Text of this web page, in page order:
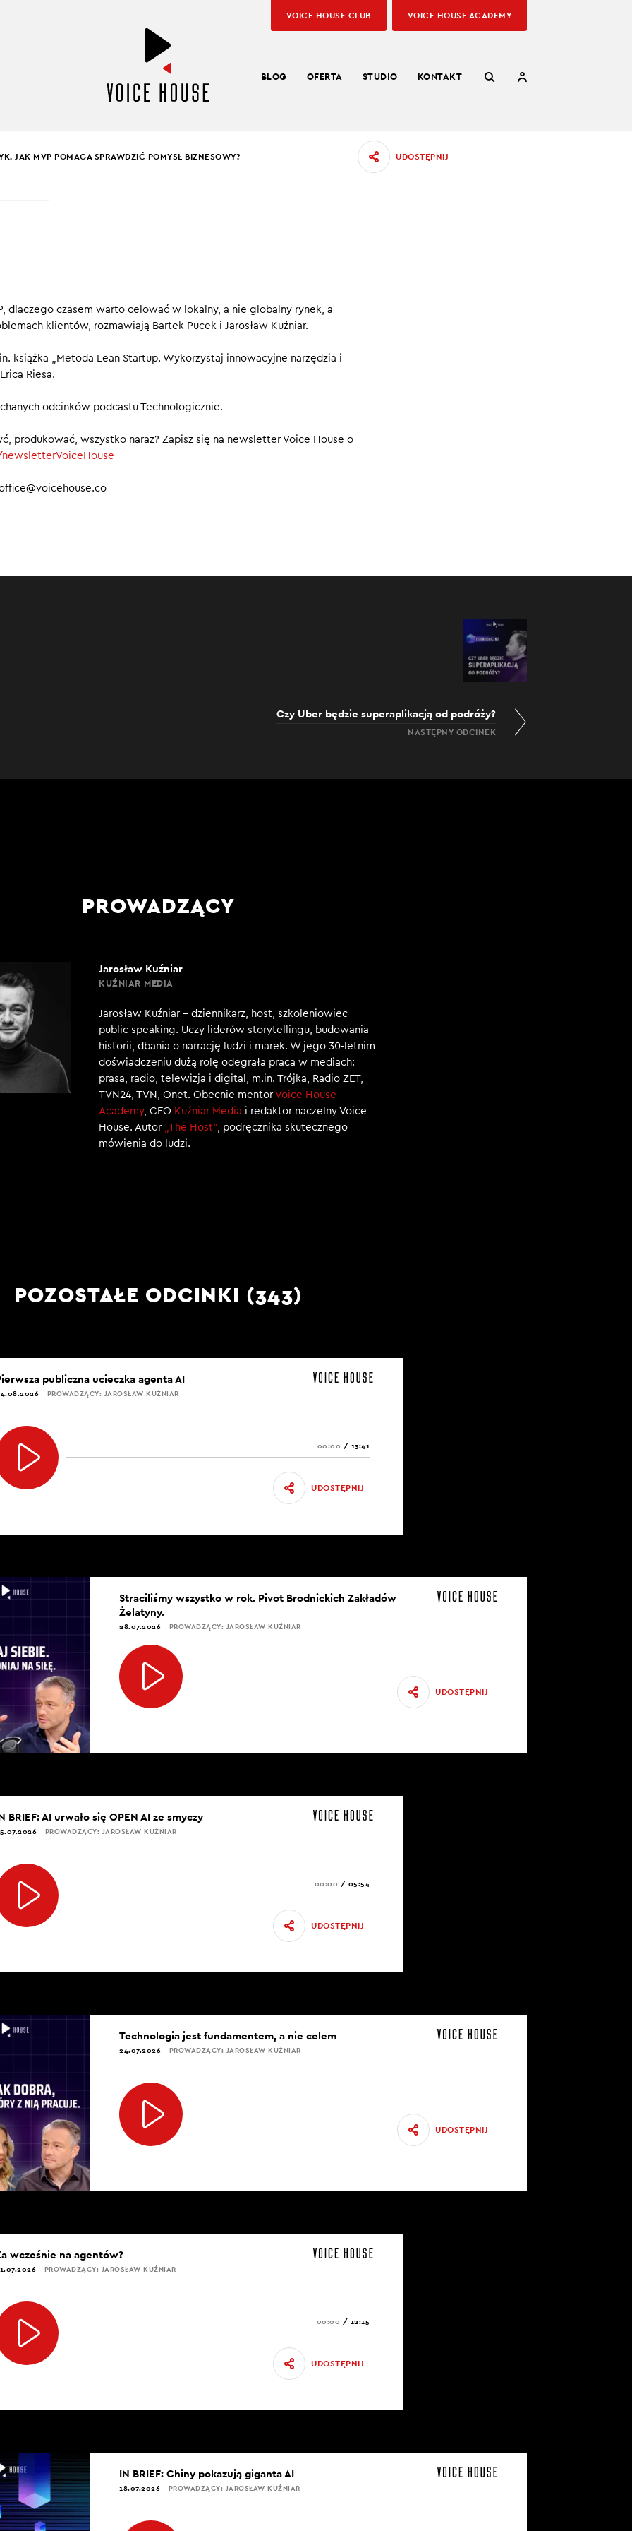
BLOG OFERTA STUDIO KONTAKT
VOICE HOUSE CLUB VOICE HOUSE ACADEMY
jest lepsze od doskonałego. W świecie start-upów popularna
na rynek, zbierając przy tym informacje zwrotne od klientów. Dzięki
JAK MVP POMAGA SPRAWDZIĆ POMYSŁ BIZNESOWY? UDOSTĘPNIJ
dlaczego czasem warto celować w lokalny, a nie globalny rynek, a
klientów, rozmawiają Bartek Pucek i Jarosław Kuźniar.
książka „Metoda Lean Startup. Wykorzystaj innowacyjne narzędzia i
Riesa.
odcinków podcastu Technologicznie.
produkować, wszystko naraz? Zapisz się na newsletter Voice House o
Czy Uber będzie superaplikacją od podróży?
NASTĘPNY ODCINEK
PROWADZĄCY
Jarosław Kuźniar
KUŹNIAR MEDIA
Jarosław Kuźniar – dziennikarz, host, szkoleniowiec
public speaking. Uczy liderów storytellingu, budowania
historii, dbania o narrację ludzi i marek. W jego 30-letnim
doświadczeniu dużą rolę odegrała praca w mediach:
prasa, radio, telewizja i digital, m.in. Trójka, Radio ZET,
TVN24, TVN, Onet. Obecnie mentorVoice House
Academy, CEO Kuźniar Media i redaktor naczelny Voice
House. Autor „The Host”, podręcznika skutecznego
mówienia do ludzi.
POZOSTAŁE ODCINKI (343)
publiczna ucieczka agenta AI
PROWADZĄCY: JAROSŁAW KUŹNIAR
00:00 / 13:41
UDOSTĘPNIJ
Straciliśmy wszystko w rok. Pivot Brodnickich Zakładów
Żelatyny.
28.07.2026 PROWADZĄCY: JAROSŁAW KUŹNIAR
UDOSTĘPNIJ
BRIEF: AI urwało się OPEN AI ze smyczy
PROWADZĄCY: JAROSŁAW KUŹNIAR
00:00 / 05:54
UDOSTĘPNIJ
Technologia jest fundamentem, a nie celem
24.07.2026 PROWADZĄCY: JAROSŁAW KUŹNIAR
UDOSTĘPNIJ
wcześnie na agentów?
PROWADZĄCY: JAROSŁAW KUŹNIAR
00:00 / 12:15
UDOSTĘPNIJ
IN BRIEF: Chiny pokazują giganta AI
18.07.2026 PROWADZĄCY: JAROSŁAW KUŹNIAR